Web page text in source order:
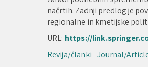
načrtih. Zadnji predlog je
regionalne in kmetijske
URL: https://
Revija/članki - Journal/